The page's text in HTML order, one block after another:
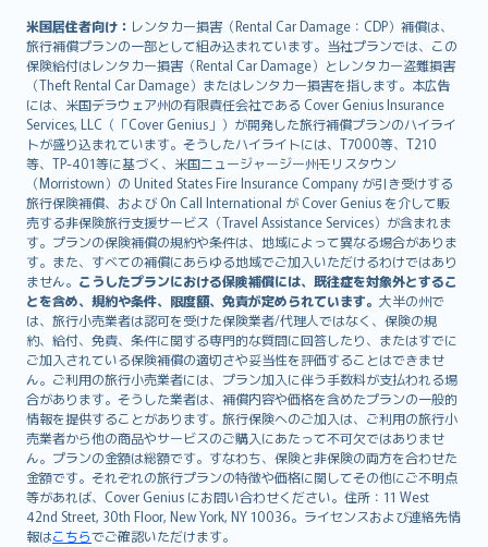
米国居住者向け： レンタカー損害（Rental Car Damage：CDP）補償は、
旅行補償プランの一部として組み込まれています。当社プランでは、この
保険給付はレンタカー損害（Rental Car Damage）とレンタカー盗難損害
（Theft Rental Car Damage）またはレンタカー損害を指します。本広告
には、米国デラウェア州の有限責任会社である Cover Genius Insurance
Services, LLC（「Cover Genius」）が開発した旅行補償プランのハイライ
トが盛り込まれています。そうしたハイライトには、T7000等、T210
等、TP-401等に基づく、米国ニュージャージー州モリスタウン
（Morristown）の United States Fire Insurance Company が引き受けする
旅行保険補償、および On Call International が Cover Genius を介して販
売する非保険旅行支援サービス（Travel Assistance Services）が含まれま
す。プランの保険補償の規約や条件は、地域によって異なる場合がありま
す。また、すべての補償にあらゆる地域でご加入いただけるわけではあり
ません。 こうしたプランにおける保険補償には、既往症を対象外とするこ
とを含め、規約や条件、限度額、免責が定められています。 大半の州で
は、旅行小売業者は認可を受けた保険業者/代理人ではなく、保険の規
約、給付、免責、条件に関する専門的な質問に回答したり、またはすでに
ご加入されている保険補償の適切さや妥当性を評価することはできませ
ん。ご利用の旅行小売業者には、プラン加入に伴う手数料が支払われる場
合があります。そうした業者は、補償内容や価格を含めたプランの一般的
情報を提供することがあります。旅行保険へのご加入は、ご利用の旅行小
売業者から他の商品やサービスのご購入にあたって不可欠ではありませ
ん。プランの金額は総額です。すなわち、保険と非保険の両方を合わせた
金額です。それぞれの旅行プランの特徴や価格に関してその他にご不明点
等があれば、Cover Genius にお問い合わせください。住所：11 West
42nd Street, 30th Floor, New York, NY 10036。ライセンスおよび連絡先情
報はこちらでご確認いただけます。